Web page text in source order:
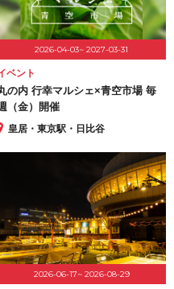
2026-04-03~ 2027-03-31
ベント
の内 行幸マルシェ×青空市場 毎
（金）開催
皇居・東京駅・日比谷
2026-06-17~ 2026-08-29